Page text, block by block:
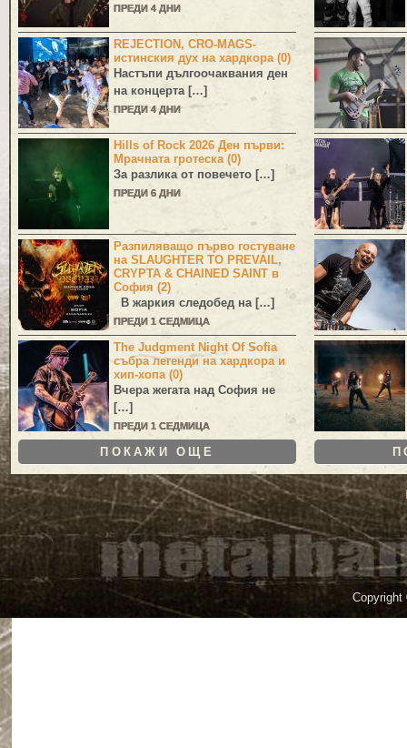
ПРЕДИ 4 ДНИ
REJECTION, CRO-MAGS-
истинския дух на хардкора (0)
Настъпи дългоочаквания ден
на концерта […]
ПРЕДИ 4 ДНИ
Hills of Rock 2026 Ден първи:
Мрачната гротеска (0)
За разлика от повечето […]
ПРЕДИ 6 ДНИ
Разпиляващо първо гостуване
на SLAUGHTER TO PREVAIL,
CRYPTA & CHAINED SAINT в
София (2)
В жаркия следобед на […]
ПРЕДИ 1 СЕДМИЦА
The Judgment Night Of Sofia
събра легенди на хардкора и
хип-хопа (0)
Вчера жегата над София не
[…]
ПРЕДИ 1 СЕДМИЦА
ПОКАЖИ ОЩЕ